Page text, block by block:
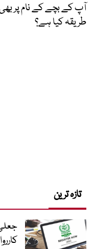
آپ کے بچے کے نام پر
طریقہ کیا ہے؟
تازہ ترین
کارروائی، 741